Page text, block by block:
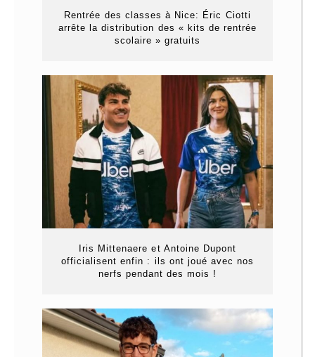
Rentrée des classes à Nice: Éric Ciotti
arrête la distribution des « kits de rentrée
scolaire » gratuits
Iris Mittenaere et Antoine Dupont
officialisent enfin : ils ont joué avec nos
nerfs pendant des mois !